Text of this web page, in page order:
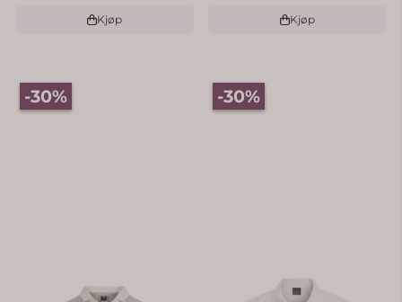
Kjøp Kjøp
-30% -30%